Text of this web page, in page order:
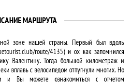
МАРШРУТА
зоне нашей страны. Первый был вдоль
route/4135) и ох как запомнился
Валентину. Тогда большой километраж и
вплавь с велосипедом отпугнули многих. Но
и Вы можете ознакомиться с отчетом